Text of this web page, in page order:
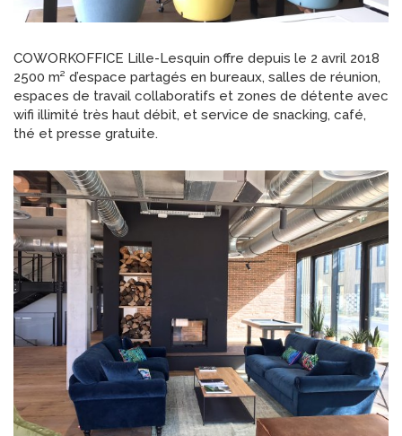
COWORKOFFICE Lille-Lesquin offre depuis le 2 avril 2018
2500 m² d’espace partagés en bureaux, salles de réunion,
espaces de travail collaboratifs et zones de détente avec
wifi illimité très haut débit, et service de snacking, café,
thé et presse gratuite.